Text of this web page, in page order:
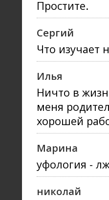
Простите.
Сергий
Что изучает
Илья
Ничто в
меня
хорошей
Марина
уфология -
николай